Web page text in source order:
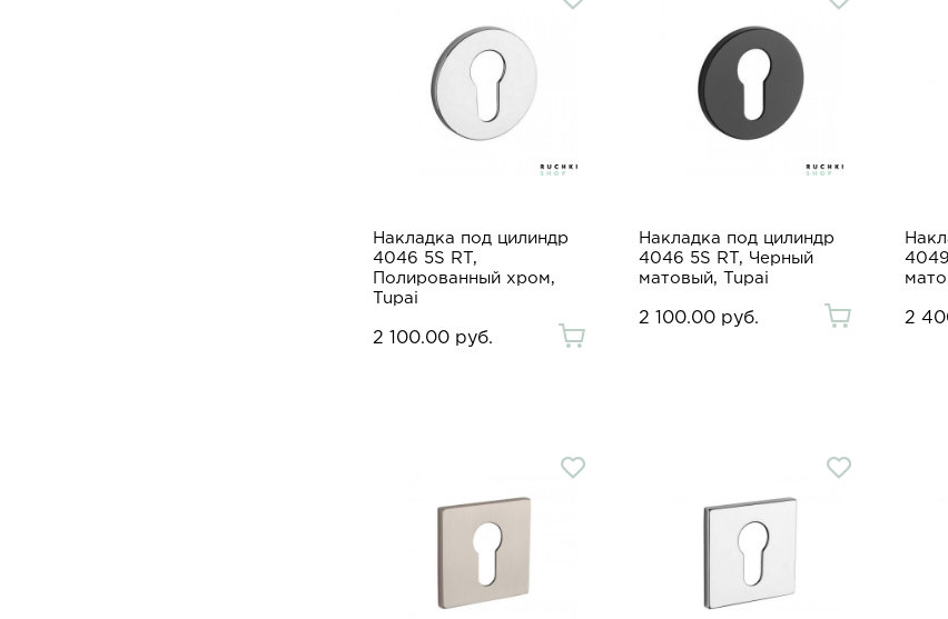
Накладка под цилиндр
4046 5S RT,
Полированный хром,
Tupai
2 100.00 руб.
Накладка под цилиндр
4046 5S RT, Черный
матовый, Tupai
2 100.00 руб. 2